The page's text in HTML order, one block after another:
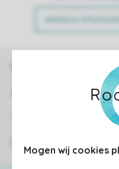
Mogen wij cookies
Weitere
Sicher und schnell zur
SSL-Verschlüsselung
Sichere